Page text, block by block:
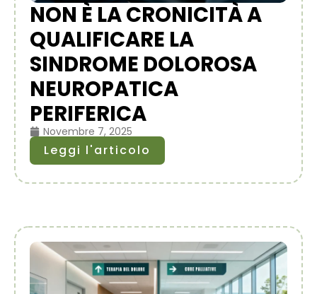
NON È LA CRONICITÀ A
QUALIFICARE LA
SINDROME DOLOROSA
NEUROPATICA
PERIFERICA
Novembre 7, 2025
Leggi l'articolo